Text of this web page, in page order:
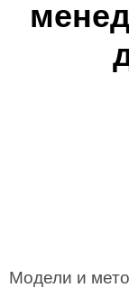
Модели и